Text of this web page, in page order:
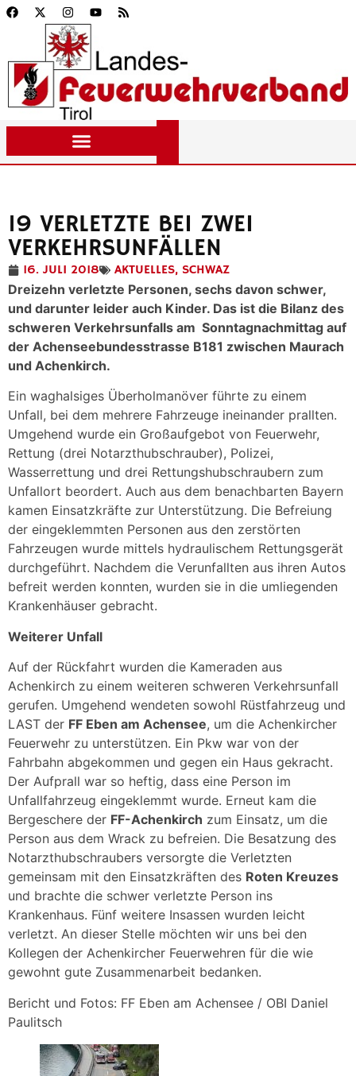
19 VERLETZTE BEI ZWEI
VERKEHRSUNFÄLLEN
16. JULI 2018 AKTUELLES, SCHWAZ
Dreizehn verletzte Personen, sechs davon schwer,
und darunter leider auch Kinder. Das ist die Bilanz des
schweren Verkehrsunfalls am Sonntagnachmittag auf
der Achenseebundesstrasse B181 zwischen Maurach
und Achenkirch.
Ein waghalsiges Überholmanöver führte zu einem
Unfall, bei dem mehrere Fahrzeuge ineinander prallten.
Umgehend wurde ein Großaufgebot von Feuerwehr,
Rettung (drei Notarzthubschrauber), Polizei,
Wasserrettung und drei Rettungshubschraubern zum
Unfallort beordert. Auch aus dem benachbarten Bayern
kamen Einsatzkräfte zur Unterstützung. Die Befreiung
der eingeklemmten Personen aus den zerstörten
Fahrzeugen wurde mittels hydraulischem Rettungsgerät
durchgeführt. Nachdem die Verunfallten aus ihren Autos
befreit werden konnten, wurden sie in die umliegenden
Krankenhäuser gebracht.
Weiterer Unfall
Auf der Rückfahrt wurden die Kameraden aus
Achenkirch zu einem weiteren schweren Verkehrsunfall
gerufen. Umgehend wendeten sowohl Rüstfahrzeug und
LAST der FF Eben am Achensee, um die Achenkircher
Feuerwehr zu unterstützen. Ein Pkw war von der
Fahrbahn abgekommen und gegen ein Haus gekracht.
Der Aufprall war so heftig, dass eine Person im
Unfallfahrzeug eingeklemmt wurde. Erneut kam die
Bergeschere der FF-Achenkirch zum Einsatz, um die
Person aus dem Wrack zu befreien. Die Besatzung des
Notarzthubschraubers versorgte die Verletzten
gemeinsam mit den Einsatzkräften des Roten Kreuzes
und brachte die schwer verletzte Person ins
Krankenhaus. Fünf weitere Insassen wurden leicht
verletzt. An dieser Stelle möchten wir uns bei den
Kollegen der Achenkircher Feuerwehren für die wie
gewohnt gute Zusammenarbeit bedanken.
Bericht und Fotos: FF Eben am Achensee / OBI Daniel
Paulitsch